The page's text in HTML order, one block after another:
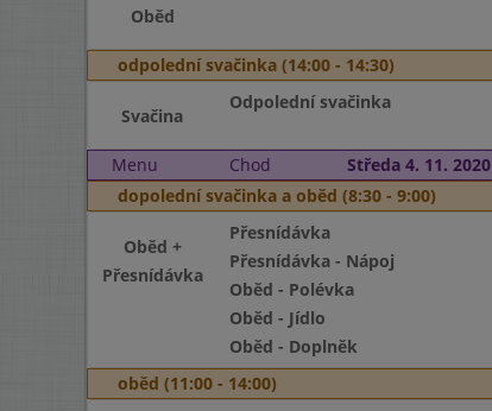
Oběd
odpolední svačinka (14:00 - 14:30)
Svačina
Odpolední svačinka
Menu Chod Středa 4. 11. 2020
dopolední svačinka a oběd (8:30 - 9:00)
Oběd +
Přesnídávka
Přesnídávka
Přesnídávka - Nápoj
Oběd - Polévka
Oběd - Jídlo
Oběd - Doplněk
oběd (11:00 - 14:00)